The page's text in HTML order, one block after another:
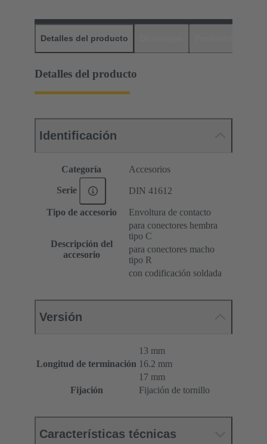
Detalles del producto
Detalles del producto
Identificación
Categoría Accesorios
Serie DIN 41612
Tipo de accesorio Envoltura de contacto
Descripción del
accesorio
para conectores hembra
tipo C
para conectores macho
tipo R
con codificación soldada
Versión
Longitud de terminación
13 mm
16.2 mm
17 mm
Fijación
Fijación de tornillo
Características técnicas